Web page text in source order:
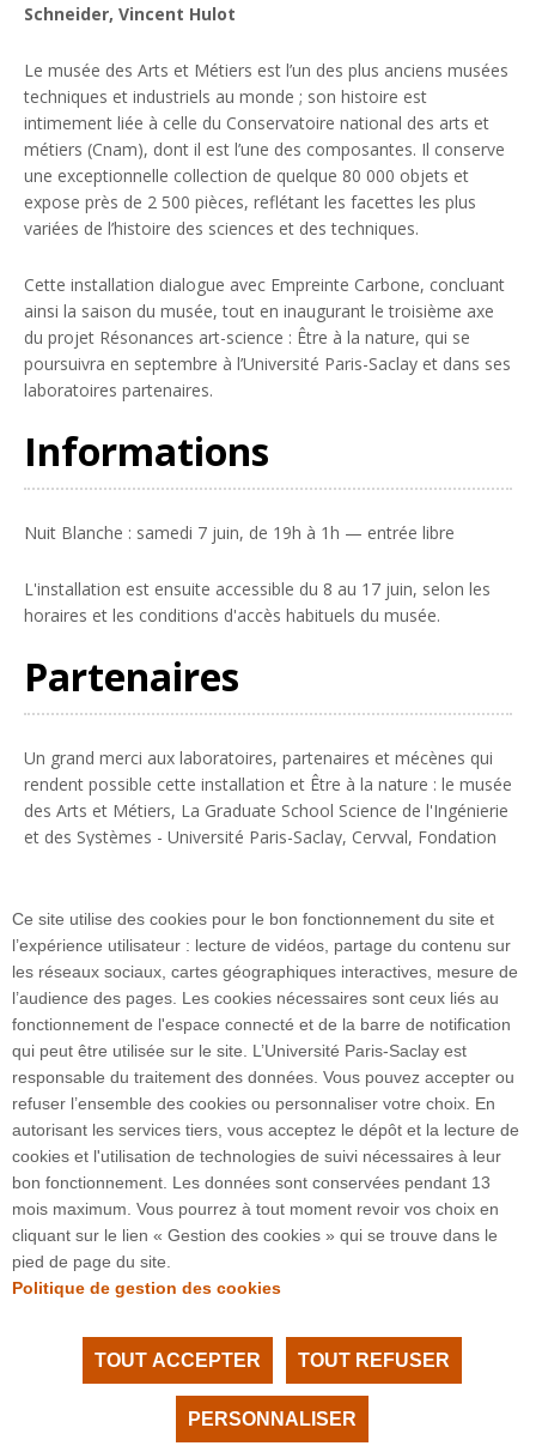
Schneider, Vincent Hulot
Le musée des Arts et Métiers est l’un des plus anciens musées
techniques et industriels au monde ; son histoire est
intimement liée à celle du Conservatoire national des arts et
métiers (Cnam), dont il est l’une des composantes. Il conserve
une exceptionnelle collection de quelque 80 000 objets et
expose près de 2 500 pièces, reflétant les facettes les plus
variées de l’histoire des sciences et des techniques.
Cette installation dialogue avec Empreinte Carbone, concluant
ainsi la saison du musée, tout en inaugurant le troisième axe
du projet Résonances art-science : Être à la nature, qui se
poursuivra en septembre à l’Université Paris-Saclay et dans ses
laboratoires partenaires.
Informations
Nuit Blanche : samedi 7 juin, de 19h à 1h — entrée libre
L'installation est ensuite accessible du 8 au 17 juin, selon les
horaires et les conditions d'accès habituels du musée.
Partenaires
Un grand merci aux laboratoires, partenaires et mécènes qui
rendent possible cette installation et Être à la nature : le musée
des Arts et Métiers, La Graduate School Science de l'Ingénierie
et des Systèmes - Université Paris-Saclay, Cervval, Fondation
Merci à la Ville de Paris et Nuit Blanche 2025.
3 rue Joliot Curie
Bâtiment Bréguet
91190 Gif-sur-Yvette
Plan du site
Tous droits réservés Université Paris-Saclay
Accessibilité :partiellement conforme
Ce site utilise des cookies pour le bon fonctionnement du site et
l’expérience utilisateur : lecture de vidéos, partage du contenu sur
les réseaux sociaux, cartes géographiques interactives, mesure de
l’audience des pages. Les cookies nécessaires sont ceux liés au
fonctionnement de l'espace connecté et de la barre de notification
qui peut être utilisée sur le site. L’Université Paris-Saclay est
responsable du traitement des données. Vous pouvez accepter ou
refuser l’ensemble des cookies ou personnaliser votre choix. En
autorisant les services tiers, vous acceptez le dépôt et la lecture de
cookies et l'utilisation de technologies de suivi nécessaires à leur
bon fonctionnement. Les données sont conservées pendant 13
mois maximum. Vous pourrez à tout moment revoir vos choix en
cliquant sur le lien « Gestion des cookies » qui se trouve dans le
pied de page du site.
Politique de gestion des cookies
TOUT ACCEPTER TOUT REFUSER
PERSONNALISER